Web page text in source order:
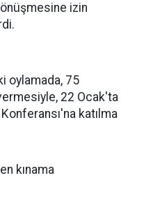
izin
oylamada, 75
22 Ocak'ta
katılma
kınama